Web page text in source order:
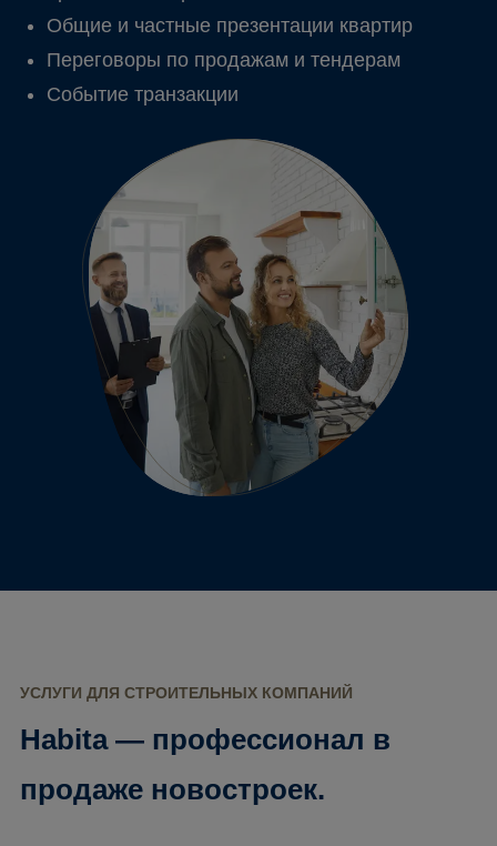
Общие и частные презентации квартир
Переговоры по продажам и тендерам
Событие транзакции
УСЛУГИ ДЛЯ СТРОИТЕЛЬНЫХ КОМПАНИЙ
Habita — профессионал в
продаже новостроек.